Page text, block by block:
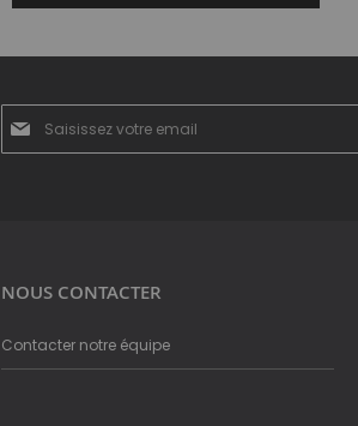
notre
NOUS CONTACTER
Contacter notre équipe